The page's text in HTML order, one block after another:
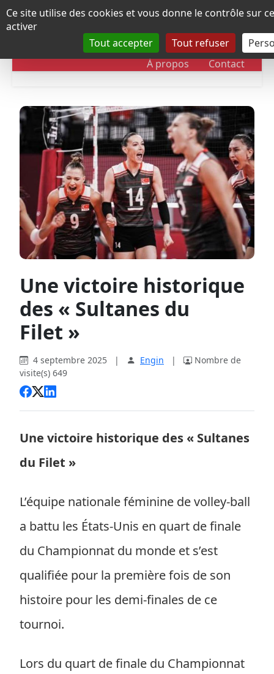
Panneau de gestion des cookies
Ce site utilise des cookies et vous donne le contrôle sur
activer
Tout accepter
Tout refuser
DOSSIERS CHRONOLOGIE
À propos Contact
Une victoire historique
des « Sultanes du
Filet »
4 septembre 2025 | Engin |
Nombre de
visite(s) 649
Une victoire historique des « Sultanes
du Filet »
L’équipe nationale féminine de volley-ball
a battu les États-Unis en quart de finale
du Championnat du monde et s’est
qualifiée pour la première fois de son
histoire pour les demi-finales de ce
tournoi.
Lors du quart de finale du Championnat